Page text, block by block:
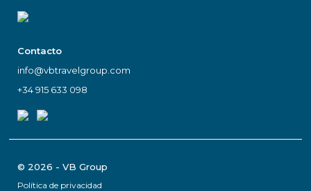
Contacto
info@vbtravelgroup.com
+34 915 633 098
© 2026 - VB Group
Política de privacidad